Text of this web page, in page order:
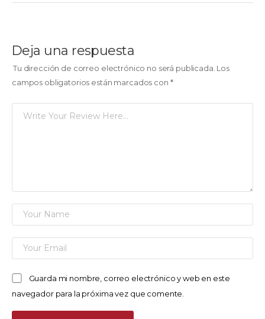
Deja una respuesta
Tu dirección de correo electrónico no será publicada. Los
campos obligatorios están marcados con *
Guarda mi nombre, correo electrónico y web en este
navegador para la próxima vez que comente.